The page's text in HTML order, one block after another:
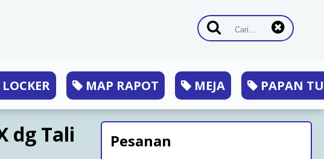
LOCKER MAP RAPOT MEJA PAPAN
dg Tali
Pesanan